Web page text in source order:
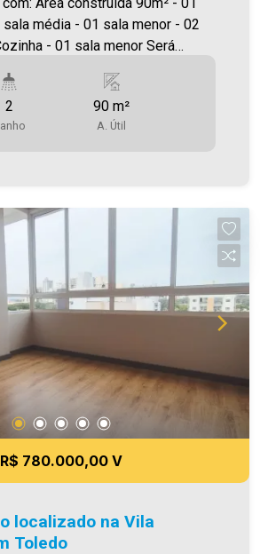
90m² - 01
média - 01 sala menor - 02
- 01 sala menor Será
do valor do aluguel. Para mais
FCI, acesse o menu LOCAÇÃO
visita! Imobiliária Ativa
aqui
todavia, reservamo-
corrigir qualquer erro de
bem como alteração
Fotos meramente
2 90 m²
A. Útil
R$ 780.000,00 V
localizado na Vila
Toledo